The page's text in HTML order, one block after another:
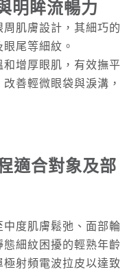
明眸流暢力
肌膚設計，其細巧的
尾等細紋。
增厚眼肌，有效撫平
善輕微眼袋與淚溝，
適合對象及部
度肌膚鬆弛、面部輪
細紋困擾的輕熟年齡
射頻電波拉皮以達致